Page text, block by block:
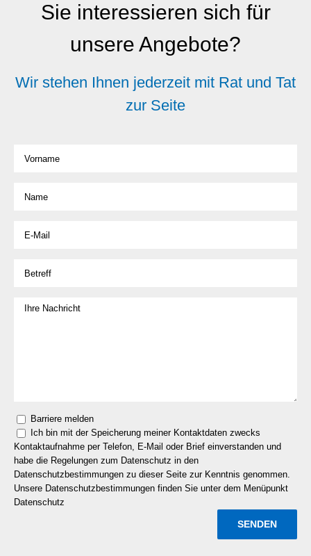
Sie interessieren sich für
unsere Angebote?
Wir stehen Ihnen jederzeit mit Rat und Tat
zur Seite
Barriere melden
Ich bin mit der Speicherung meiner Kontaktdaten zwecks
Kontaktaufnahme per Telefon, E-Mail oder Brief einverstanden und
habe die Regelungen zum Datenschutz in den
Datenschutzbestimmungen zu dieser Seite zur Kenntnis genommen.
Unsere Datenschutzbestimmungen finden Sie unter dem Menüpunkt
Datenschutz